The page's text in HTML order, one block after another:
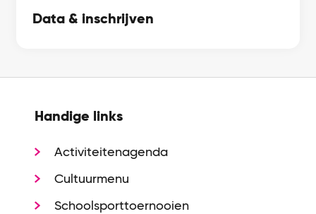
Data & inschrijven
Handige links
Activiteitenagenda
Cultuurmenu
Schoolsporttoernooien